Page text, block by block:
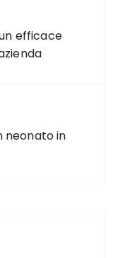
efficace
neonato in